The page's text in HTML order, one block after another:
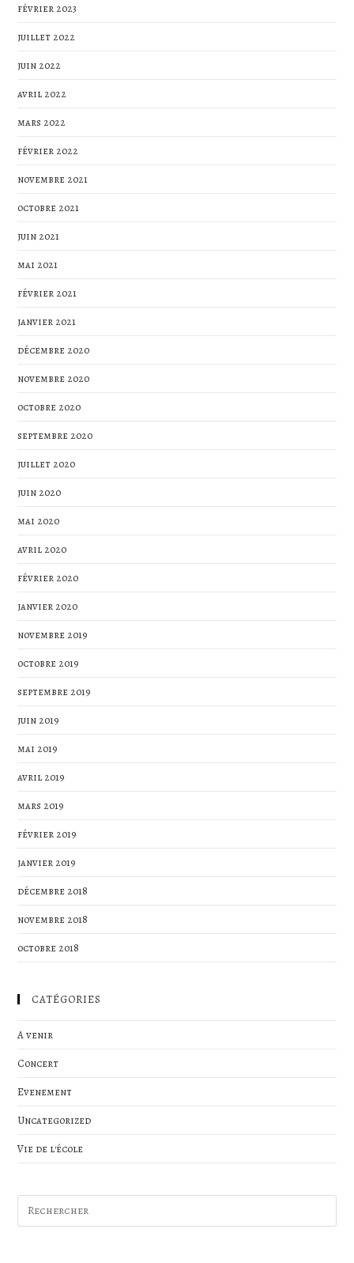
février 2023
juillet 2022
juin 2022
avril 2022
mars 2022
février 2022
novembre 2021
octobre 2021
juin 2021
mai 2021
février 2021
janvier 2021
décembre 2020
novembre 2020
octobre 2020
septembre 2020
juillet 2020
juin 2020
mai 2020
avril 2020
février 2020
janvier 2020
novembre 2019
octobre 2019
septembre 2019
juin 2019
mai 2019
avril 2019
mars 2019
février 2019
janvier 2019
décembre 2018
novembre 2018
octobre 2018
CATÉGORIES
A venir
Concert
Evenement
Uncategorized
Vie de l'école